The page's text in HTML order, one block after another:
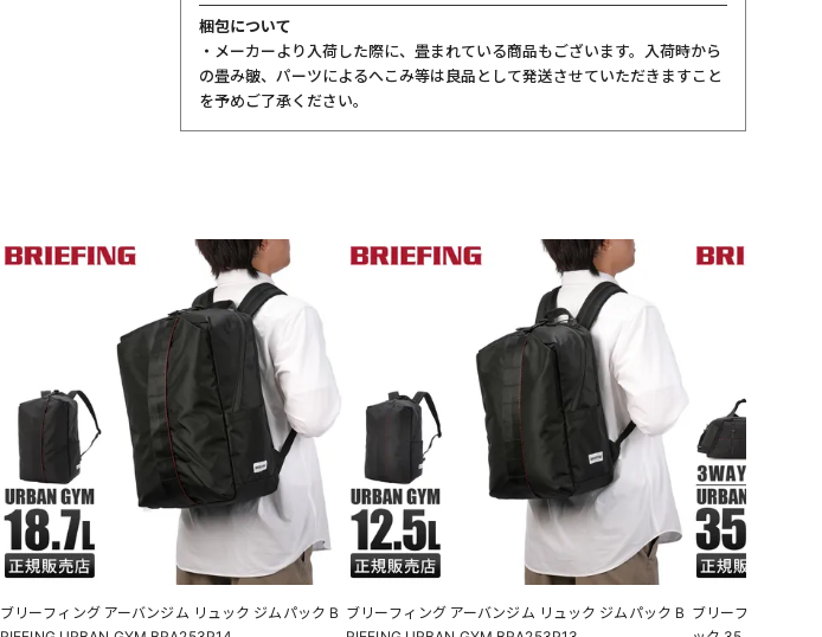
梱包について
・メーカーより入荷した際に、畳まれている商品もございます。入荷時から
の畳み皺、パーツによるへこみ等は良品として発送させていただきますこと
を予めご了承ください。
ブリーフィング アーバンジム リュック ジムパック B ブリーフィング アーバンジム リュック ジムパック B ブリーフィング ア